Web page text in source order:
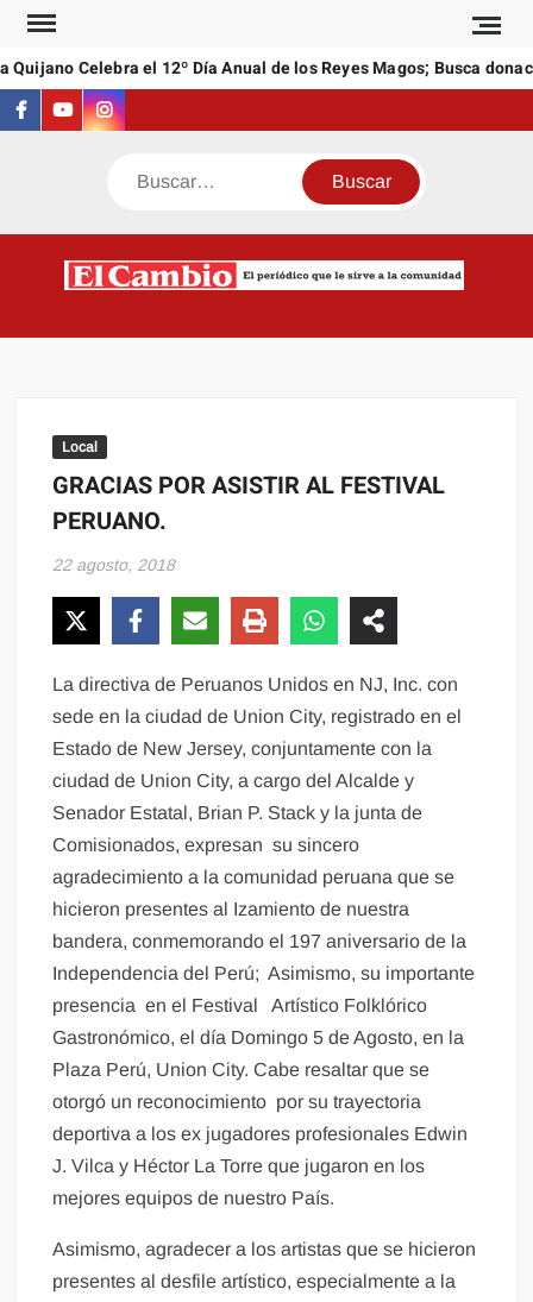
Saltar
contenidoCelebra el 12º Día Anual de los Reyes Magos; Busca
Facebook
YoutubeInstagram
Buscar
Local
GRACIAS POR ASISTIR AL FESTIVAL
PERUANO.
22 agosto, 2018
La directiva de Peruanos Unidos en NJ, Inc. con
sede en la ciudad de Union City, registrado en el
Estado de New Jersey, conjuntamente con la
ciudad de Union City, a cargo del Alcalde y
Senador Estatal, Brian P. Stack y la junta de
Comisionados, expresan su sincero
agradecimiento a la comunidad peruana que se
hicieron presentes al Izamiento de nuestra
bandera, conmemorando el 197 aniversario de la
Independencia del Perú; Asimismo, su importante
presencia en el Festival Artístico Folklórico
Gastronómico, el día Domingo 5 de Agosto, en la
Plaza Perú, Union City. Cabe resaltar que se
otorgó un reconocimiento por su trayectoria
deportiva a los ex jugadores profesionales Edwin
J. Vilca y Héctor La Torre que jugaron en los
mejores equipos de nuestro País.
Asimismo, agradecer a los artistas que se hicieron
presentes al desfile artístico, especialmente a la